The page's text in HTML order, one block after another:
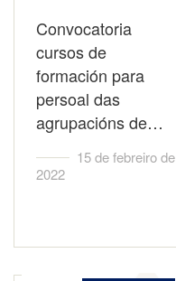
Convocatoria
cursos de
formación para
persoal das
agrupacións de…
15 de febreiro de
2022